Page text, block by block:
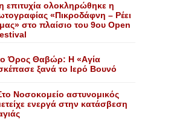
επιτυχία ολοκληρώθηκε η
«Πικροδάφνη – Ρέει
στο πλαίσιο του 9ου Open
Όρος Θαβώρ: H «Aγία
ξανά το Iερό Bουνό
Νοσοκομείο αστυνομικός
ενεργά στην κατάσβεση